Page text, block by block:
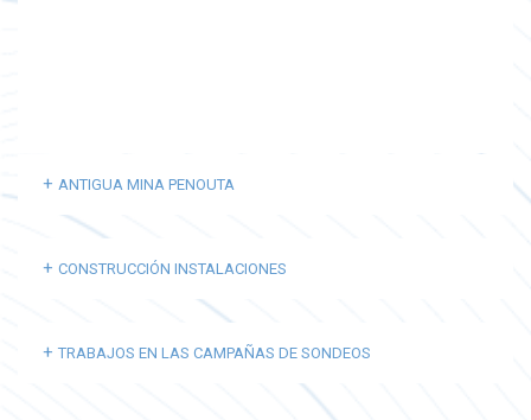
ANTIGUA MINA PENOUTA
CONSTRUCCIÓN INSTALACIONES
TRABAJOS EN LAS CAMPAÑAS DE SONDEOS